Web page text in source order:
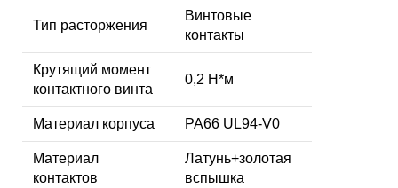
Тип расторжения
Винтовые
контакты
Крутящий момент
контактного винта
0,2 Н*м
Материал корпуса PA66 UL94-V0
Материал
контактов
Латунь+золотая
вспышка